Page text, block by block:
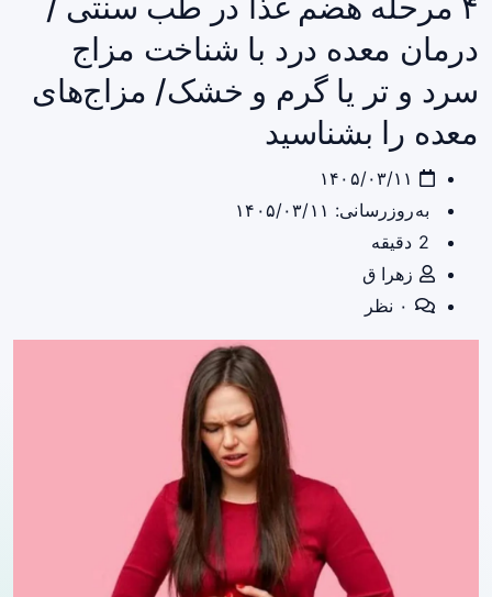
درمان معده درد با شناخت مزاج
سرد و تر یا گرم و خشک/ مزاج‌های
معده را بشناسید
به‌روزرسانی: ۱۴۰۵/۰۳/۱۱
زهرا ق